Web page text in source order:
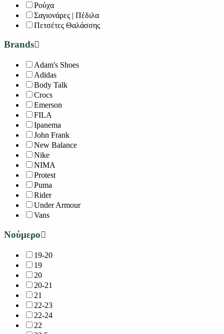
Ρούχα
Σαγιονάρες | Πέδιλα
Πετσέτες Θαλάσσης
Brands
Adam's Shoes
Adidas
Body Talk
Crocs
Emerson
FILA
Ipanema
John Frank
New Balance
Nike
NIMA
Protest
Puma
Rider
Under Armour
Vans
Νούμερο
19-20
19
20
20-21
21
22-23
22-24
22